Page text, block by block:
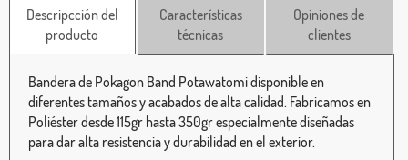
Descripcción del
producto
Características
técnicas
Opiniones de
clientes
Bandera de Pokagon Band Potawatomi disponible en
diferentes tamaños y acabados de alta calidad. Fabricamos en
Poliéster desde 115gr hasta 350gr especialmente diseñadas
para dar alta resistencia y durabilidad en el exterior.